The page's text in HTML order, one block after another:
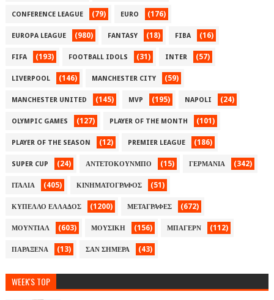
CONFERENCE LEAGUE (79) EURO (176)
EUROPA LEAGUE (980) FANTASY (18) FIBA (16)
FIFA (193) FOOTBALL IDOLS (31) INTER (57)
LIVERPOOL (146) MANCHESTER CITY (59)
MANCHESTER UNITED (145) MVP (195) NAPOLI (24)
OLYMPIC GAMES (127) PLAYER OF THE MONTH (101)
PLAYER OF THE SEASON (12) PREMIER LEAGUE (186)
SUPER CUP (24) ΑΝΤΕΤΟΚΟΥΝΜΠΟ (15) ΓΕΡΜΑΝΙΑ (342)
ΙΤΑΛΙΑ (405) ΚΙΝΗΜΑΤΟΓΡΑΦΟΣ (51)
ΚΥΠΕΛΛΟ ΕΛΛΑΔΟΣ (1200) ΜΕΤΑΓΡΑΦΕΣ (672)
ΜΟΥΝΤΙΑΛ (603) ΜΟΥΣΙΚΗ (156) ΜΠΑΓΕΡΝ (112)
ΠΑΡΑΞΕΝΑ (13) ΣΑΝ ΣΗΜΕΡΑ (43)
WEEK'S TOP